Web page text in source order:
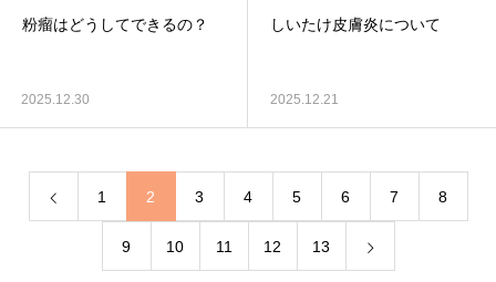
粉瘤はどうしてできるの？
2025.12.30
しいたけ皮膚炎について
2025.12.21
1 2 3 4 5 6 7 8
9 10 11 12 13